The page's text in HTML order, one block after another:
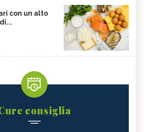
con un alto
consiglia